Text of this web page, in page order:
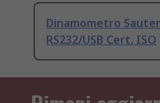
Dinamometro
RS232/USB Cert. ISO